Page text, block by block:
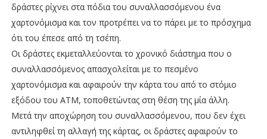
δράστες ρίχνει στα πόδια του συναλλασσόμενου ένα
χαρτονόμισμα και τον προτρέπει να το πάρει με το πρόσχημα
ότι του έπεσε από τη τσέπη.
Οι δράστες εκμεταλλεύονται το χρονικό διάστημα που ο
συναλλασσόμενος απασχολείται με το πεσμένο
χαρτονόμισμα και αφαιρούν την κάρτα του από το στόμιο
εξόδου του ΑΤΜ, τοποθετώντας στη θέση της μία άλλη.
Μετά την αποχώρηση του συναλλασσόμενου, που δεν έχει
αντιληφθεί τη αλλαγή της κάρτας, οι δράστες αφαιρούν το